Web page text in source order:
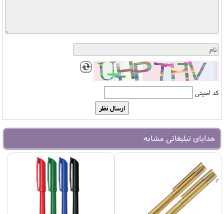
کد امنیتی
هدایای تبلیغاتی مشابه